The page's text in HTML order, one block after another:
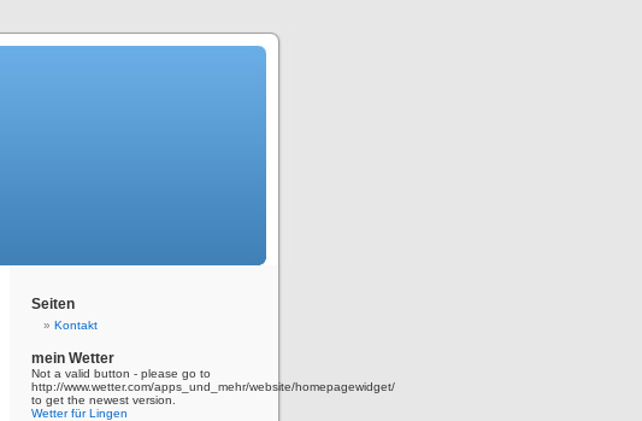
Seiten
Kontakt
mein Wetter
Not a valid button - please go to
http://www.wetter.com/apps_und_mehr/website/homepagewidget/
to get the newest version.
Wetter für Lingen